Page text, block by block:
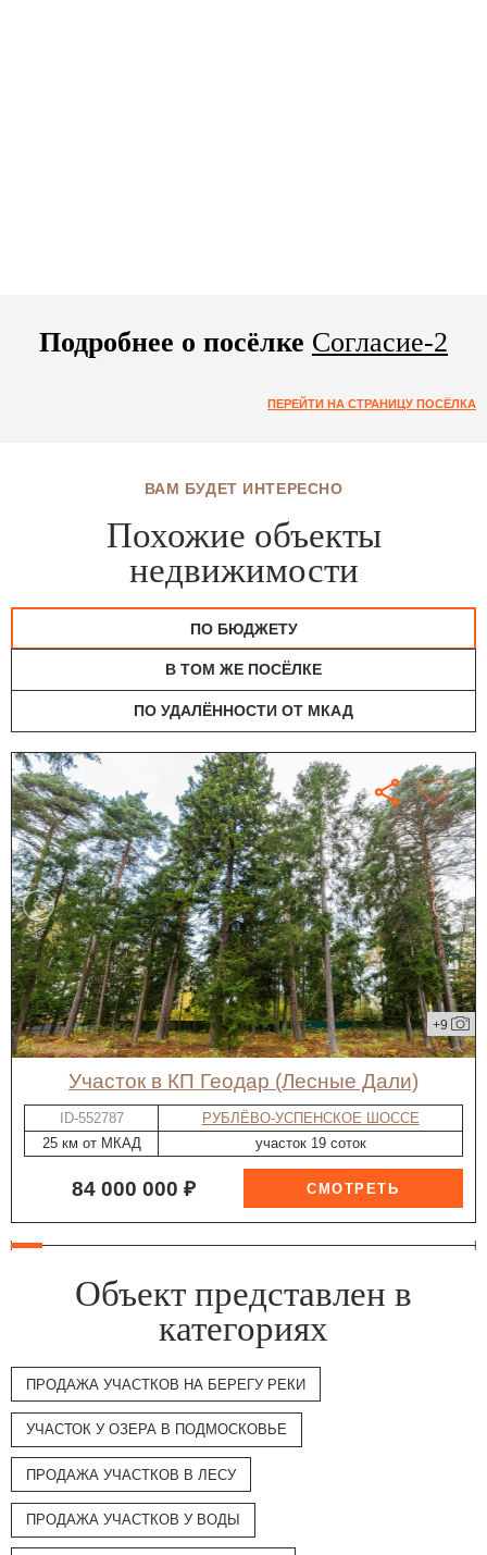
Подробнее о посёлке Согласие-2
ПЕРЕЙТИ НА СТРАНИЦУ ПОСЁЛКА
ВАМ БУДЕТ ИНТЕРЕСНО
Похожие объекты
недвижимости
ПО БЮДЖЕТУ
В ТОМ ЖЕ ПОСЁЛКЕ
ПО УДАЛЁННОСТИ ОТ МКАД
+9
участок в КП Геодар (Лесные Дали)
ID-552787
РУБЛЁВО-УСПЕНСКОЕ ШОССЕ
25 км от МКАД
участок 19 соток
84 000 000 ₽
Объект представлен в
категориях
ПРОДАЖА УЧАСТКОВ НА БЕРЕГУ РЕКИ
УЧАСТОК У ОЗЕРА В ПОДМОСКОВЬЕ
ПРОДАЖА УЧАСТКОВ В ЛЕСУ
ПРОДАЖА УЧАСТКОВ У ВОДЫ